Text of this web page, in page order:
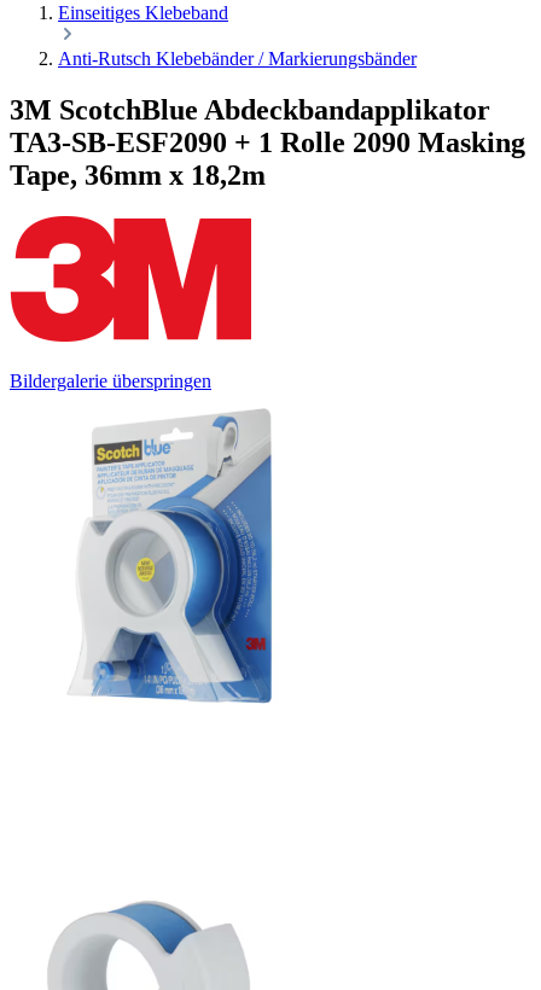
Einseitiges Klebeband
Anti-Rutsch Klebebänder / Markierungsbänder
3M ScotchBlue Abdeckbandapplikator
TA3-SB-ESF2090 + 1 Rolle 2090 Masking
Tape, 36mm x 18,2m
Bildergalerie überspringen